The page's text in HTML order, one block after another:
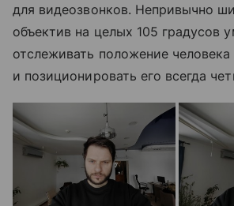
для видеозвонков. Непривычно
объектив на целых 105 градусов
отслеживать положение
и позиционировать его всегда